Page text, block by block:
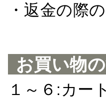
・返金の際
お買い物
１～６:カー